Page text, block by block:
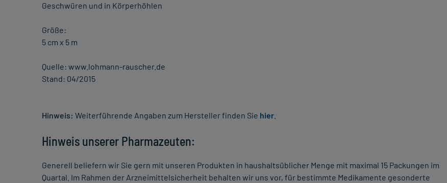
Geschwüren und in Körperhöhlen
Größe:
5 cm x 5 m
Quelle: www.lohmann-rauscher.de
Stand: 04/2015
Hinweis: Weiterführende Angaben zum Hersteller finden Sie hier
Hinweis unserer Pharmazeuten:
Generell beliefern wir Sie gern mit unseren Produkten in haushaltsüblicher Menge mit maximal 15 Packungen im
Quartal. Im Rahmen der Arzneimittelsicherheit behalten wir uns vor, für bestimmte Medikamente gesonderte